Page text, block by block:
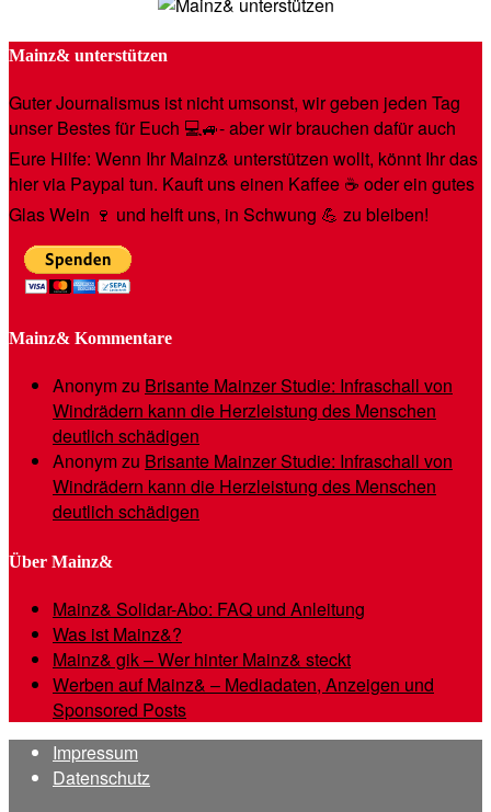
Mainz& unterstützen
Guter Journalismus ist nicht umsonst, wir geben jeden Tag
unser Bestes für Euch 💻🚙- aber wir brauchen dafür auch
Eure Hilfe: Wenn Ihr Mainz& unterstützen wollt, könnt Ihr das
hier via Paypal tun. Kauft uns einen Kaffee ☕️ oder ein gutes
Glas Wein 🍷 und helft uns, in Schwung 💪 zu bleiben!
Mainz& Kommentare
Anonymzu Brisante Mainzer Studie: Infraschall von
Windrädern kann die Herzleistung des Menschen
deutlich schädigen
Anonymzu Brisante Mainzer Studie: Infraschall von
Windrädern kann die Herzleistung des Menschen
deutlich schädigen
Über Mainz&
Mainz& Solidar-Abo: FAQ und Anleitung
Was ist Mainz&?
Mainz& gik – Wer hinter Mainz& steckt
Werben auf Mainz& – Mediadaten, Anzeigen und
Sponsored Posts
Impressum
Datenschutz